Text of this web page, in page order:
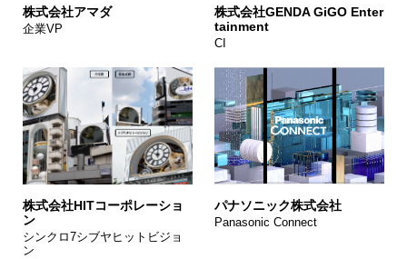
株式会社アマダ
企業VP
株式会社GENDA GiGO Enter
tainment
CI
株式会社HITコーポレーショ
ン
シンクロ7シブヤヒットビジョ
ン
パナソニック株式会社
Panasonic Connect